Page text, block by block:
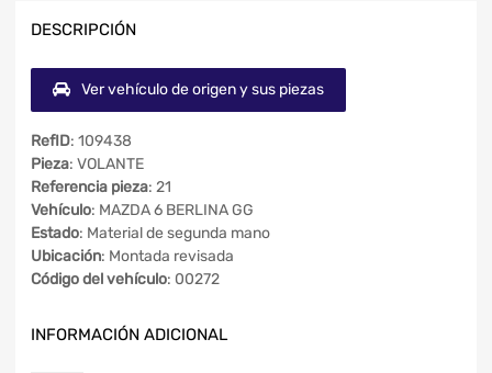
DESCRIPCIÓN
Ver vehículo de origen y sus piezas
RefID: 109438
Pieza: VOLANTE
Referencia pieza: 21
Vehículo: MAZDA 6 BERLINA GG
Estado: Material de segunda mano
Ubicación: Montada revisada
Código del vehículo: 00272
INFORMACIÓN ADICIONAL